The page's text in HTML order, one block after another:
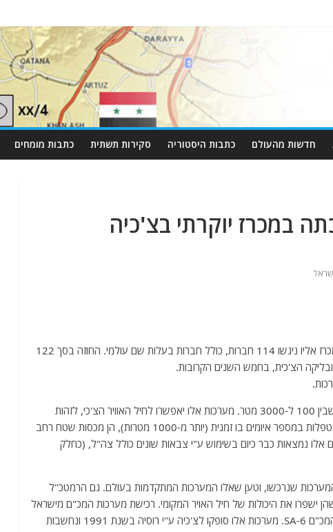
חדשות מהעולם כתבות היסטוריה סקירות תשתית כתבות מומחים
במכרז יוקרתי בצ'כיה
חברת אלתא,חברת בת של התעשייה האווירית נבחרה במכרז אליו ניגשו 114 חברות, כולל חברות בעלות שם עולמי. החוזה בסך 122
מערכות מכ"ם אלו, מגנות מפני מתקפות אוויריות, בגבהים שבין 100 ל-3000 מטר. מערכות אלו יאפשרו לחיל האוויר הצ'כי, לזהות
מטרות מוטסות, לעקוב אחריהם וליירט אותן. מערכות אלו מטפלות במספר איומים בו זמנית (יותר מ-1000 מטרות), הן מכסות שטח רחב
אלו נמצאות כבר כיום בשימוש ע"י צבאות שונים כולל צה"ל, (כחלק
שנרכשו, וטען שאלו המערכות המתקדמות בעולם. גם הרמטכ"ל
ישפרו את היכולות של חיל האויר המקומי. רכישת מערכות המכ"ם מישראל
הן שלב בעדכון הציוד הצבאי בצ'כיה ויחליפו את מערכות המכ"ם SA-6. מערכות אלו סופקו לצ'כיה ע"י רוסיה בשנת 1991 ונחשבות